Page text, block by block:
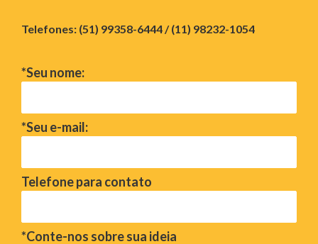
Telefones: (51) 99358-6444 / (11) 98232-1054
*Seu nome:
*Seu e-mail:
Telefone para contato
*Conte-nos sobre sua ideia